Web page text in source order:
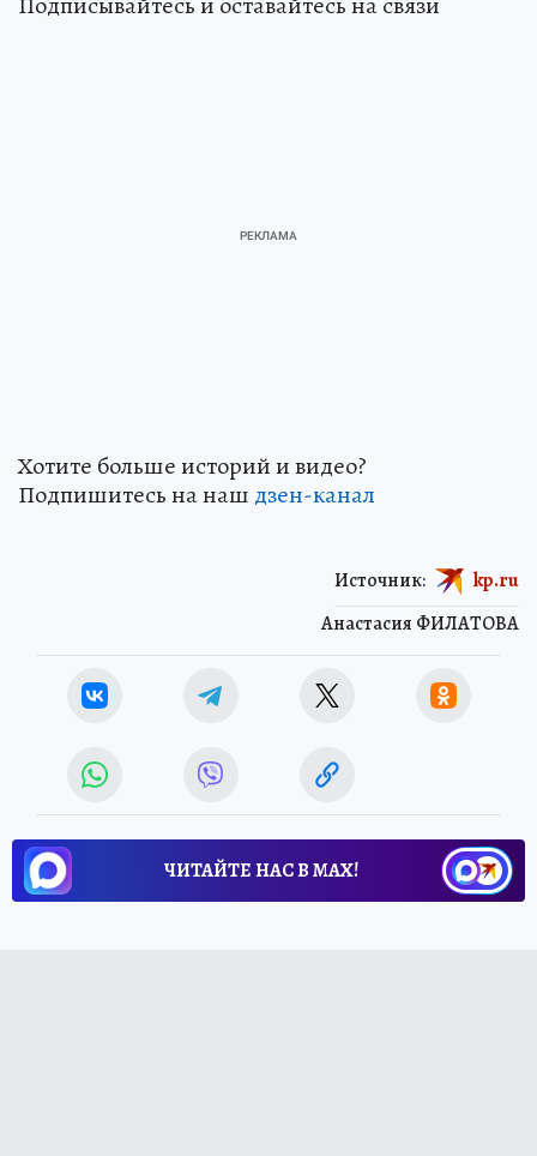
Хотите больше историй и видео?
Подпишитесь на наш дзен-канал
Анастасия ФИЛАТОВА
Источник: kp.ru
ЧИТАЙТЕ НАС В МАХ!